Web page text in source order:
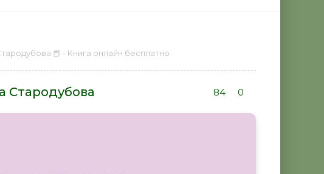
📕 - Книга онлайн бесплатно
Стародубова 84 0